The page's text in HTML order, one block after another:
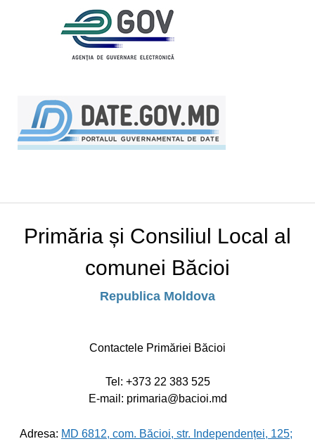
Primăria și Consiliul Local al
comunei Băcioi
Republica Moldova
Contactele Primăriei Băcioi
Tel: +373 22 383 525
E-mail: primaria@bacioi.md
Adresa: MD 6812, com. Băcioi, str. Independenței, 125;